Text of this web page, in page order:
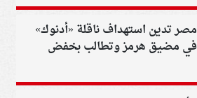
مصر تدين استهداف ناقلة «أدنوك»
في مضيق هرمز وتطالب بخفض
التصعيد